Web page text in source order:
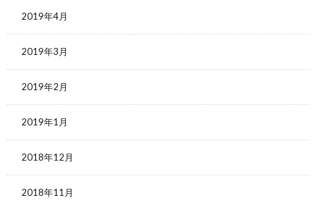
2019年4月
2019年3月
2019年2月
2019年1月
2018年12月
2018年11月